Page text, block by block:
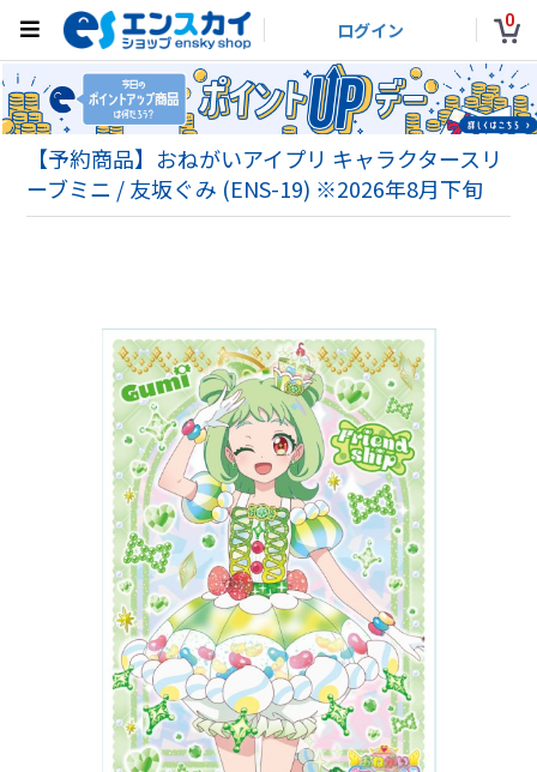
ログイン 0
【予約商品】おねがいアイプリ キャラクタースリ
ーブミニ / 友坂ぐみ (ENS-19) ※2026年8月下旬